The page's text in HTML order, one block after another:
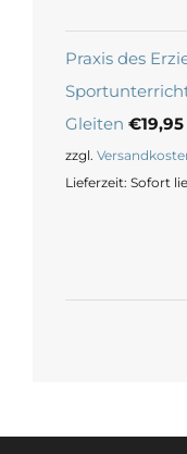
Praxis des
Gleiten €19,95
zzgl.
Lieferzeit: Sofort